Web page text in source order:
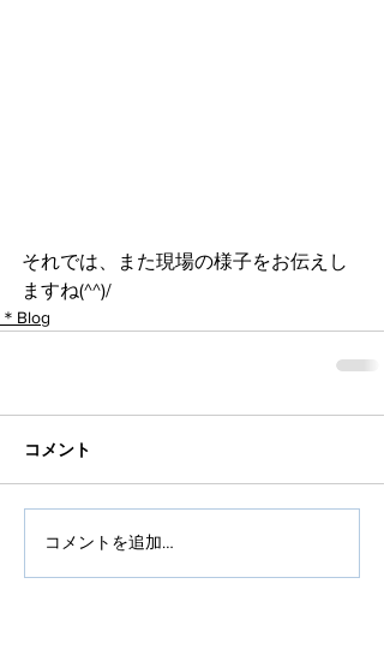
それでは、また現場の様子をお伝えし
ますね(^^)/
＊Blog
コメント
コメントを追加…